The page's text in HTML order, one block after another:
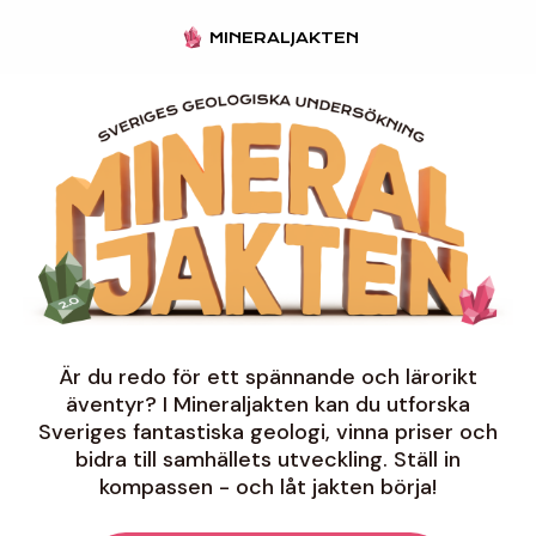
MINERALJAKTEN
Är du redo för ett spännande och lärorikt
äventyr? I Mineraljakten kan du utforska
Sveriges fantastiska geologi, vinna priser och
bidra till samhällets utveckling. Ställ in
kompassen - och låt jakten börja!